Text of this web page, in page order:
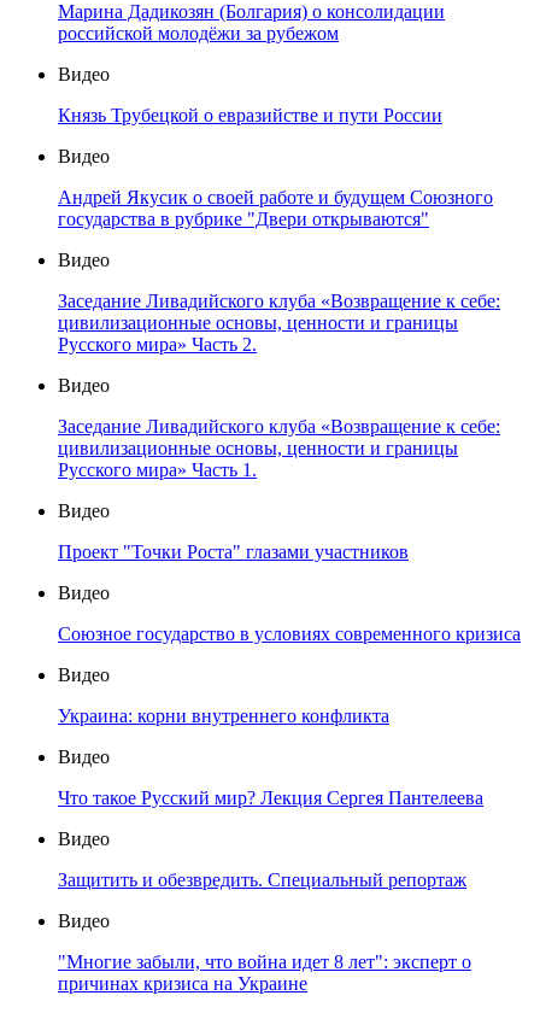
Марина Дадикозян (Болгария) о консолидации
российской молодёжи за рубежом
Видео
Князь Трубецкой о евразийстве и пути России
Видео
Андрей Якусик о своей работе и будущем Союзного
государства в рубрике "Двери открываются"
Видео
Заседание Ливадийского клуба «Возвращение к себе:
цивилизационные основы, ценности и границы
Русского мира» Часть 2.
Видео
Заседание Ливадийского клуба «Возвращение к себе:
цивилизационные основы, ценности и границы
Русского мира» Часть 1.
Видео
Проект "Точки Роста" глазами участников
Видео
Союзное государство в условиях современного кризиса
Видео
Украина: корни внутреннего конфликта
Видео
Что такое Русский мир? Лекция Сергея Пантелеева
Видео
Защитить и обезвредить. Специальный репортаж
Видео
"Многие забыли, что война идет 8 лет": эксперт о
причинах кризиса на Украине